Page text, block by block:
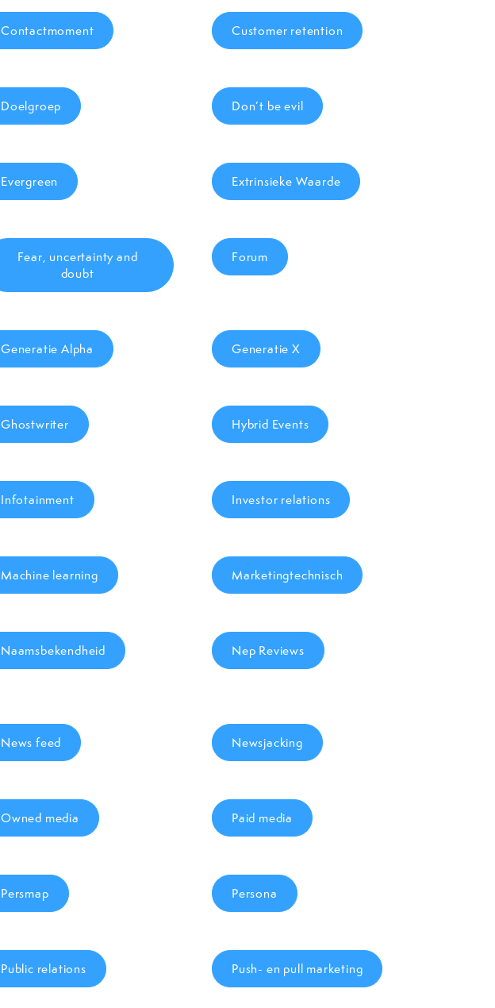
Contactmoment Customer retention
Doelgroep Don’t be evil
Evergreen Extrinsieke Waarde
Fear, uncertainty and
doubt
Forum
Generatie Alpha Generatie X
Ghostwriter Hybrid Events
Infotainment Investor relations
Machine learning Marketingtechnisch
Naamsbekendheid Nep Reviews
News feed Newsjacking
Owned media Paid media
Persmap Persona
Public relations Push- en pull marketing